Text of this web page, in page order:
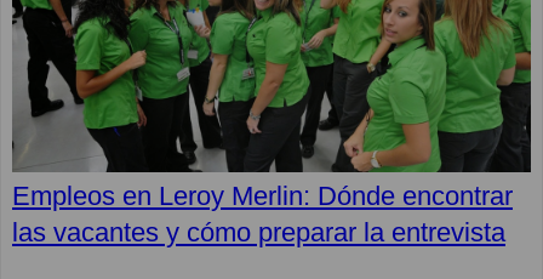
Empleos en Leroy Merlin: Dónde encontrar
las vacantes y cómo preparar la entrevista